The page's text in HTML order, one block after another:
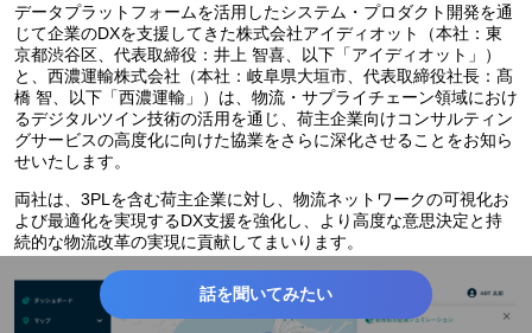
データプラットフォームを活用したシステム・プロダクト開発を通
じて企業のDXを支援してきた株式会社アイディオット（本社：東
京都渋谷区、代表取締役：井上 智喜、以下「アイディオット」）
と、西濃運輸株式会社（本社：岐阜県大垣市、代表取締役社長：髙
橋 智、以下「西濃運輸」）は、物流・サプライチェーン領域におけ
るデジタルツイン技術の活用を通じ、荷主企業向けコンサルティン
グサービスの高度化に向けた協業をさらに深化させることをお知ら
せいたします。
両社は、3PLを含む荷主企業に対し、物流ネットワークの可視化お
よび最適化を実現するDX支援を強化し、より高度な意思決定と持
続的な物流改革の実現に貢献してまいります。
話を聞いてみたい